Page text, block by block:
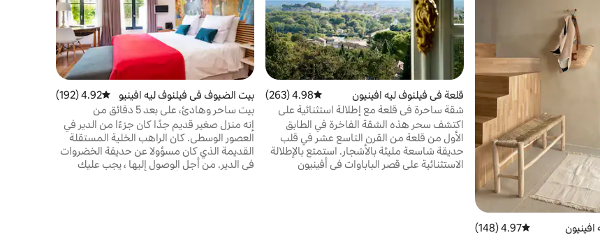
متوسط التقييم 4.97 من 5، 148 مراجعات
4.97 (148)
قلعة في فيلنوف ليه افينيون متوسط التقييم 4.98 من 5، 263 مراجعات
4.98 (263)
شقة ساحرة في قلعة مع إطلالة استثنائية على
أفينيون.
اكتشف سحر هذه الشقة الفاخرة في الطابق
الأول من قلعة من القرن التاسع عشر في قلب
حديقة شاسعة مليئة بالأشجار. استمتع بالإطلالة
الاستثنائية على قصر الباباوات في أفينيون
بيت الضيوف في فيلنوف ليه افينيو
ن
متوسط التقييم 4.92 من 5، 192 مراجعات
4.92 (192)
بيت ساحر وهادئ، على بعد 5 دقائق من
أفينيون...
إنه منزل صغير قديم جدًا كان جزءًا من الدير في
العصور الوسطى. كان الراهب الخلية المستقلة
القديمة الذي كان مسؤولا عن حديقة الخضروات
في الدير. من أجل الوصول إليها ، يجب عليك